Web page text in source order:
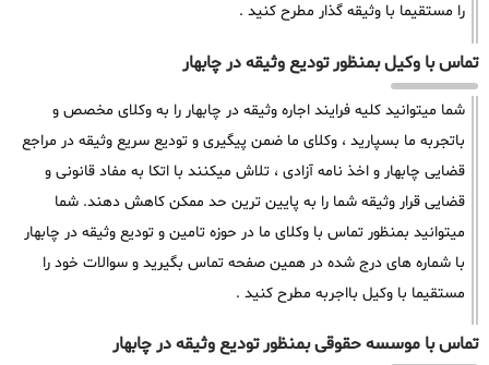
را مستقیما با وثیقه گذار مطرح کنید .
تماس با وکیل بمنظور تودیع وثیقه در چابهار
شما میتوانید کلیه فرایند اجاره وثیقه در چابهار را به وکلای مخصص و
باتجربه ما بسپارید ، وکلای ما ضمن پیگیری و تودیع سریع وثیقه در مراجع
قضایی چابهار و اخذ نامه آزادی ، تلاش میکنند با اتکا به مفاد قانونی و
قضایی قرار وثیقه شما را به پایین ترین حد ممکن کاهش دهند. شما
میتوانید بمنظور تماس با وکلای ما در حوزه تامین و تودیع وثیقه در چابهار
با شماره های درج شده در همین صفحه تماس بگیرید و سوالات خود را
مستقیما با وکیل بااجربه مطرح کنید .
تماس با موسسه حقوقی بمنظور تودیع وثیقه در چابهار